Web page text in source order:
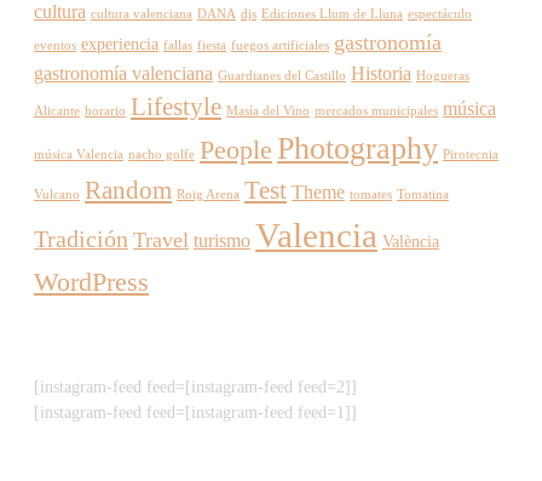
cultura cultura valenciana DANA djs Ediciones Llum de Lluna espectáculo
eventos experiencia fallas fiesta fuegos artificiales gastronomía
gastronomía valenciana Guardianes del Castillo Historia Hogueras
Alicante horario Lifestyle Masía del Vino mercados municipales música
música Valencia nacho golfe People Photography Pirotecnia
Vulcano Random Roig Arena Test Theme tomates Tomatina
Tradición Travel turismo Valencia València
WordPress
[instagram-feed feed=[instagram-feed feed=2]]
[instagram-feed feed=[instagram-feed feed=1]]